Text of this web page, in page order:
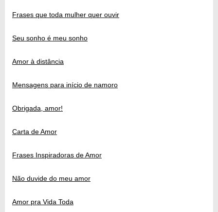
Frases que toda mulher quer ouvir
Seu sonho é meu sonho
Amor à distância
Mensagens para início de namoro
Obrigada, amor!
Carta de Amor
Frases Inspiradoras de Amor
Não duvide do meu amor
Amor pra Vida Toda